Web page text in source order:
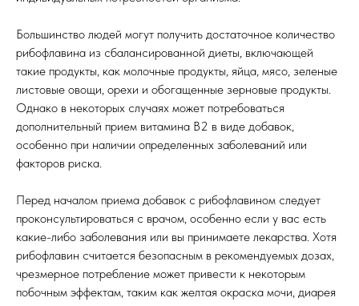
Большинство людей могут получить достаточное количество
рибофлавина из сбалансированной диеты, включающей
такие продукты, как молочные продукты, яйца, мясо, зеленые
листовые овощи, орехи и обогащенные зерновые продукты.
Однако в некоторых случаях может потребоваться
дополнительный прием витамина B2 в виде добавок,
особенно при наличии определенных заболеваний или
факторов риска.
Перед началом приема добавок с рибофлавином следует
проконсультироваться с врачом, особенно если у вас есть
какие-либо заболевания или вы принимаете лекарства. Хотя
рибофлавин считается безопасным в рекомендуемых дозах,
чрезмерное потребление может привести к некоторым
побочным эффектам, таким как желтая окраска мочи, диарея